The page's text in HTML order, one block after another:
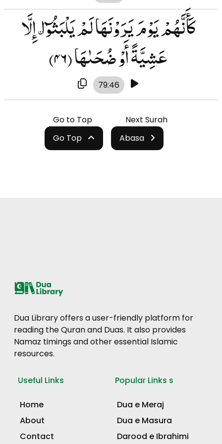
كَأَنَّهُمْ يَوْمَ يَرَوْنَهَا لَمْ يَلْبَثُوٓا۟ إِلَّا
عَشِيَّةً أَوْ ضُحَىٰهَا(۴۶)
79:46
Go to Top
Go Top
Next Surah
Abasa
Dua Library offers a user-friendly platform for
reading the Quran and Duas. It also provides
Namaz timings and other essential Islamic
resources.
Useful Links
Home
About
Contact
Popular Links s
Dua e Meraj
Dua e Masura
Darood e Ibrahimi